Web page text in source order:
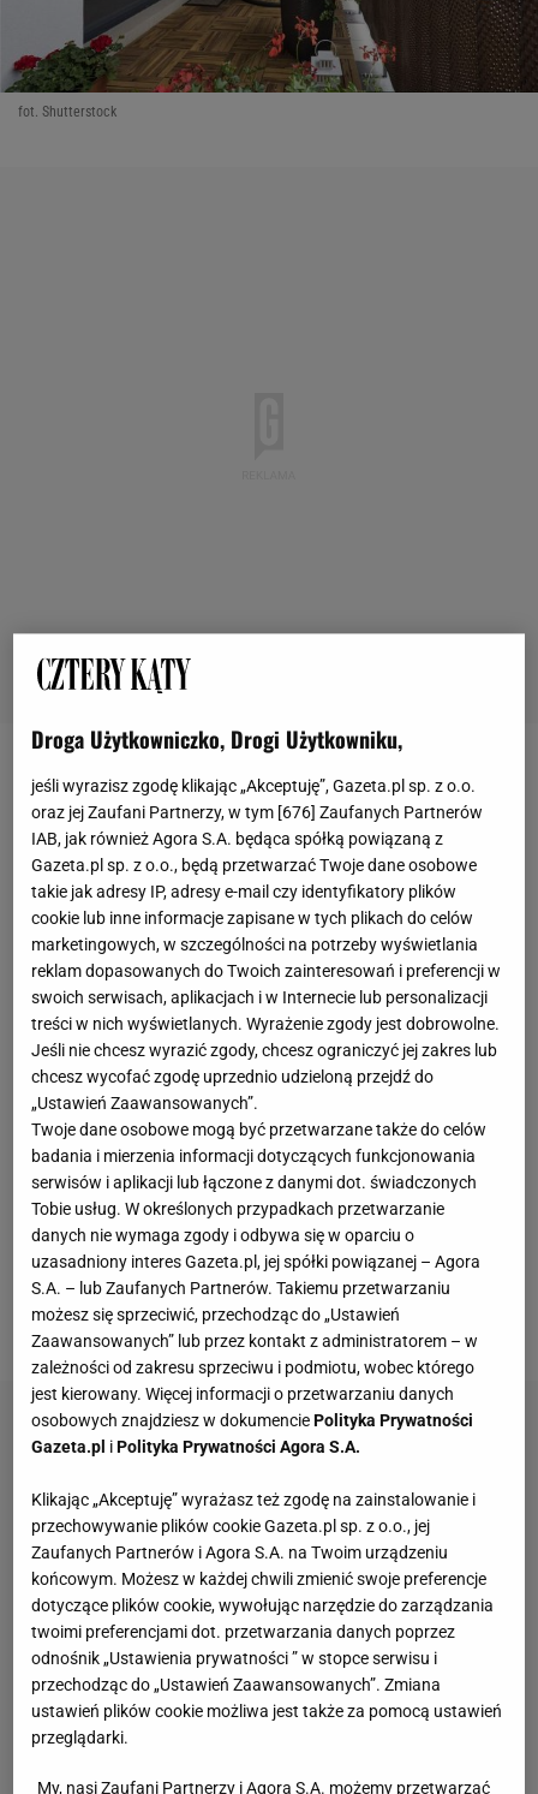
fot. Shutterstock
Osłony balkonowe - sposób na prywatność
Jeśli jesteśmy właścicielami balkonu w bloku i
chcemy stworzyć na nim nie tylko ładny, ale i
zaciszny zakątek, warto rozważyć zamocowanie
osłony balkonowej. Nie tylko zapewnia ona
prywatność, ale chroni przed słońcem, wiatrem czy
deszczem. Potrafi być przytulną ozdobą przestrzeni
relaksu pod chmurką. Zapewnia wiele możliwości
aranżacyjnych. Zwiększa też bezpieczeństwo dzieci,
zakrywając przestrzeń, przez którą mogłoby wypaść
z balkonu. Ponadto chroni rośliny przed nadmiernym
słońcem i wiatrem. A co z montażem?
Zamocowanie osłon balkonowy nie jest
trudne. większość modeli montuje się do barierki za
pomocą specjalnych opasek zaciskowych. To zależy
od rodzaju materiału, z jakiego są wykonane.
Droga Użytkowniczko, Drogi Użytkowniku,
jeśli wyrazisz zgodę klikając „Akceptuję”, Gazeta.pl sp. z o.o.
oraz jej Zaufani Partnerzy, w tym [676] Zaufanych Partnerów
IAB, jak również Agora S.A. będąca spółką powiązaną z
Gazeta.pl sp. z o.o., będą przetwarzać Twoje dane osobowe
takie jak adresy IP, adresy e-mail czy identyfikatory plików
cookie lub inne informacje zapisane w tych plikach do celów
marketingowych, w szczególności na potrzeby wyświetlania
reklam dopasowanych do Twoich zainteresowań i preferencji w
swoich serwisach, aplikacjach i w Internecie lub personalizacji
treści w nich wyświetlanych. Wyrażenie zgody jest dobrowolne.
Jeśli nie chcesz wyrazić zgody, chcesz ograniczyć jej zakres lub
chcesz wycofać zgodę uprzednio udzieloną przejdź do
„Ustawień Zaawansowanych”.
Twoje dane osobowe mogą być przetwarzane także do celów
badania i mierzenia informacji dotyczących funkcjonowania
serwisów i aplikacji lub łączone z danymi dot. świadczonych
Tobie usług. W określonych przypadkach przetwarzanie
danych nie wymaga zgody i odbywa się w oparciu o
uzasadniony interes Gazeta.pl, jej spółki powiązanej – Agora
S.A. – lub Zaufanych Partnerów. Takiemu przetwarzaniu
możesz się sprzeciwić, przechodząc do „Ustawień
Zaawansowanych” lub przez kontakt z administratorem – w
zależności od zakresu sprzeciwu i podmiotu, wobec którego
jest kierowany. Więcej informacji o przetwarzaniu danych
osobowych znajdziesz w dokumenciePolityka Prywatności
Gazeta.pl iPolityka Prywatności Agora S.A.
Klikając „Akceptuję” wyrażasz też zgodę na zainstalowanie i
przechowywanie plików cookie Gazeta.pl sp. z o.o., jej
Zaufanych Partnerów i Agora S.A. na Twoim urządzeniu
końcowym. Możesz w każdej chwili zmienić swoje preferencje
dotyczące plików cookie, wywołując narzędzie do zarządzania
twoimi preferencjami dot. przetwarzania danych poprzez
odnośnik „Ustawienia prywatności ” w stopce serwisu i
przechodząc do „Ustawień Zaawansowanych”. Zmiana
ustawień plików cookie możliwa jest także za pomocą ustawień
przeglądarki.
My, nasi Zaufani Partnerzy i Agora S.A. możemy przetwarzać